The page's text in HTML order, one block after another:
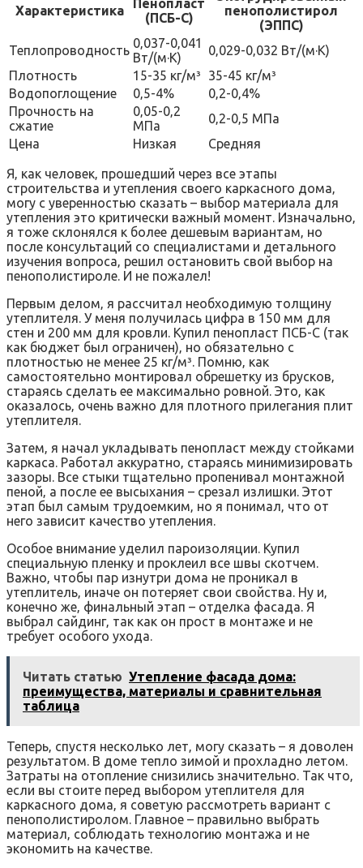
Характеристика
Пенопласт
(ПСБ-С)
пенополистирол
(ЭППС)
Теплопроводность 0‚037-0‚041
Вт/(м·К)
0‚029-0‚032 Вт/(м·К)
Плотность
15-35 кг/м³
35-45 кг/м³
Водопоглощение
0‚5-4%
0‚2-0‚4%
Прочность на
сжатие
0‚05-0‚2
МПа
0‚2-0‚5 МПа
Цена
Низкая Средняя
Я‚ как человек‚ прошедший через все этапы
строительства и утепления своего каркасного дома‚
могу с уверенностью сказать – выбор материала для
утепления это критически важный момент. Изначально‚
я тоже склонялся к более дешевым вариантам‚ но
после консультаций со специалистами и детального
изучения вопроса‚ решил остановить свой выбор на
пенополистироле. И не пожалел!
Первым делом‚ я рассчитал необходимую толщину
утеплителя. У меня получилась цифра в 150 мм для
стен и 200 мм для кровли. Купил пенопласт ПСБ-С (так
как бюджет был ограничен)‚ но обязательно с
плотностью не менее 25 кг/м³. Помню‚ как
самостоятельно монтировал обрешетку из брусков‚
стараясь сделать ее максимально ровной. Это‚ как
оказалось‚ очень важно для плотного прилегания плит
утеплителя.
Затем‚ я начал укладывать пенопласт между стойками
каркаса. Работал аккуратно‚ стараясь минимизировать
зазоры. Все стыки тщательно пропенивал монтажной
пеной‚ а после ее высыхания – срезал излишки. Этот
этап был самым трудоемким‚ но я понимал‚ что от
него зависит качество утепления.
Особое внимание уделил пароизоляции. Купил
специальную пленку и проклеил все швы скотчем.
Важно‚ чтобы пар изнутри дома не проникал в
утеплитель‚ иначе он потеряет свои свойства. Ну и‚
конечно же‚ финальный этап – отделка фасада. Я
выбрал сайдинг‚ так как он прост в монтаже и не
требует особого ухода.
Читать статью Утепление фасада дома:
преимущества, материалы и сравнительная
таблица
Теперь‚ спустя несколько лет‚ могу сказать – я доволен
результатом. В доме тепло зимой и прохладно летом.
Затраты на отопление снизились значительно. Так что‚
если вы стоите перед выбором утеплителя для
каркасного дома‚ я советую рассмотреть вариант с
пенополистиролом. Главное – правильно выбрать
материал‚ соблюдать технологию монтажа и не
экономить на качестве.